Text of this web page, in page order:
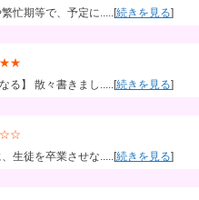
忙期等で、予定に.....[続きを見る]
る】 散々書きまし.....[続きを見る]
生徒を卒業させな.....[続きを見る]